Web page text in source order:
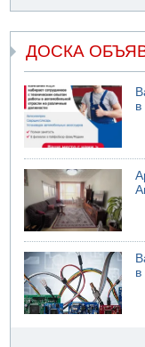
ДОСКА